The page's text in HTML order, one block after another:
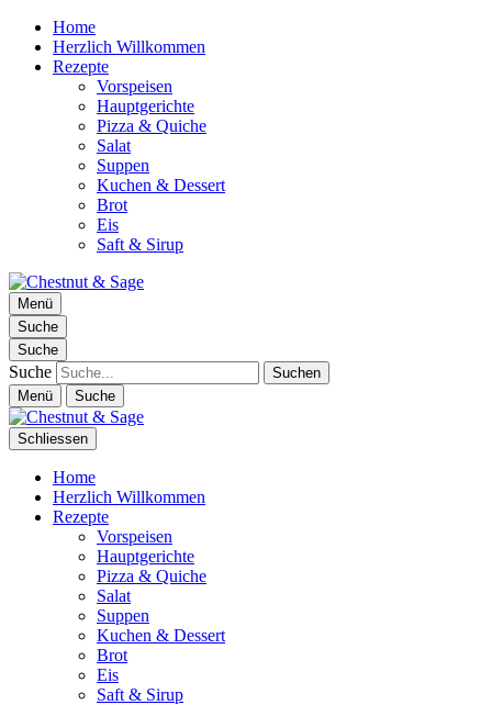
Home
Herzlich Willkommen
Rezepte
Vorspeisen
Hauptgerichte
Pizza & Quiche
Salat
Suppen
Kuchen & Dessert
Brot
Eis
Saft & Sirup
Chestnut & Sage
Foodblog | essen. trinken. genießen.
Menü
Suche
Suche
Suche
Menü Suche
Schliessen
Home
Herzlich Willkommen
Rezepte
Vorspeisen
Hauptgerichte
Pizza & Quiche
Salat
Suppen
Kuchen & Dessert
Brot
Eis
Saft & Sirup